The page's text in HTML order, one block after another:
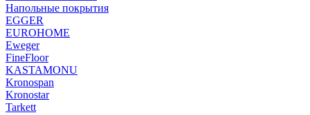
Напольные покрытия
EGGER
EUROHOME
Eweger
FineFloor
KASTAMONU
Kronospan
Kronostar
Tarkett